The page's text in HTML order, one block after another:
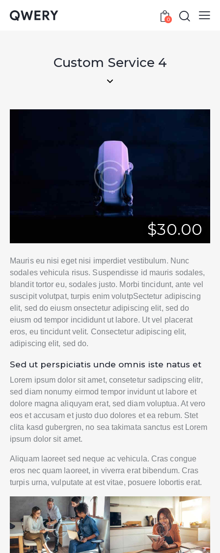
0
Custom Service 4
$30.00
Mauris eu nisi eget nisi imperdiet vestibulum. Nunc
sodales vehicula risus. Suspendisse id mauris sodales,
blandit tortor eu, sodales justo. Morbi tincidunt, ante vel
suscipit volutpat, turpis enim volutpSectetur adipiscing
elit, sed do eiusm onsectetur adipiscing elit, sed do
eiusm od tempor incididunt ut labore. Ut vel placerat
eros, eu tincidunt velit. Consectetur adipiscing elit,
adipiscing elit, sed do.
Sed ut perspiciatis unde omnis iste natus et
Lorem ipsum dolor sit amet, consetetur sadipscing elitr,
sed diam nonumy eirmod tempor invidunt ut labore et
dolore magna aliquyam erat, sed diam voluptua. At vero
eos et accusam et justo duo dolores et ea rebum. Stet
clita kasd gubergren, no sea takimata sanctus est Lorem
ipsum dolor sit amet.
Aliquam laoreet sed neque ac vehicula. Cras congue
eros nec quam laoreet, in viverra erat bibendum. Cras
turpis urna, vulputate at est vitae, posuere lobortis erat.